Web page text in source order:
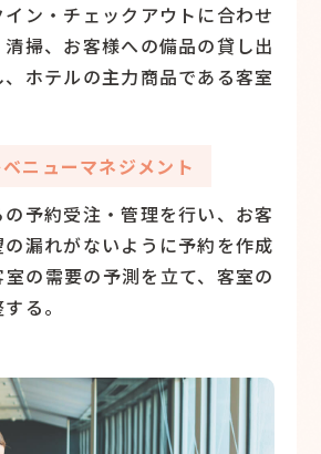
ン・チェックアウトに合わせ
掃、お客様への備品の貸し出
、ホテルの主力商品である客室
ニューマネジメント
予約受注・管理を行い、お客
漏れがないように予約を作成
の需要の予測を立て、客室の
る。